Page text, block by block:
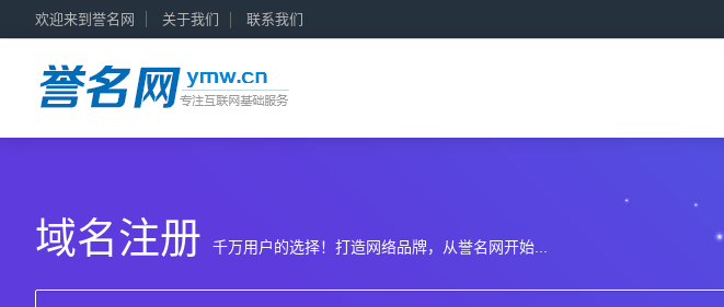
欢迎来到誉名网 关于我们 联系我们
域名注册 千万用户的选择！打造网络品牌，从誉名网开始...